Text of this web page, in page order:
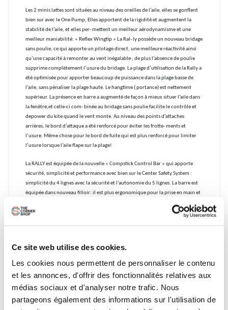
Ce site web utilise des cookies.
Les cookies nous permettent de personnaliser le contenu
et les annonces, d'offrir des fonctionnalités relatives aux
médias sociaux et d'analyser notre trafic. Nous
partageons également des informations sur l'utilisation de
Les 2 minis lattes sont situées au niveau des oreilles de l’aile, elles se gonflent
bien sur avec le One Pump; Elles apportent de la rigidité et augmentent la
stabilité de l’aile, et elles per- mettent un meilleur aérodynamisme et une
meilleur maniabilité: « Reflex Wingtip » La Ral- ly possède un nouveau bridage
sans poulie, ce qui apporte un pilotage direct, une meilleure réactivité ainsi
qu’une capacité à remonter au vent inégalable ; de plus l’absence de poulie
supprime complètement l’usure du bridage. La plage d’utilisation de la Rally a
été optimisée pour apporter beaucoup de puissance dans la plage basse de
l’aile, sans pénaliser la plage haute. Le hangtime ( portance) est nettement
supérieur. La présence en barre a augmenté de façon à mieux situer l’aile dans
la fenêtre,et celle-ci com- binée au bridage sans poulie facilite le contrôle et
depower du kite quand le vent monte. Au niveau des points d’attaches
arrières, le bord d’attaque a été renforcé pour éviter les frotte- ments et
l’usure. Même chose pour le bord de fuite qui est plus renforcé pour limiter
l’usure lorsque l’aile flape sur la plage!
La RALLY est équipée de la nouvelle « Compstick Control Bar » qui apporte
sécurité, simplicité et performance avec bien sur le Center Safety System :
simplicité du 4 lignes avec la sécurité et l’autonomie du 5 lignes. La barre est
équipée dans nouveau filloir: il est plus ergonomique pour la prise en main et
de la barre est plus fin et celle
ci est équipée d’un nouveau grip plus doux que
barre 20'/23 m c'est à dire 55cm avec 23 mètres de longueur de ligne.
Vous pouvez donc avoir une seule barre pour votre quiver de 2 ou 3 kites!
Chaque taille est développée indépendamment cela garantie le même feeling
et les même qualités de vole entre toutes les surfaces. On passe d'une taille à